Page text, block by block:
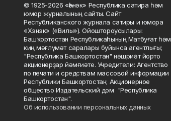
© 1925-2026 «Һәнәк» Республика сатира һәм
юмор журналының сайты. Сайт
Республиканского журнала сатиры и юмора
«Хэнэк» («Вилы»). Ойоштороусылары:
Башҡортостан Республикаһының Матбуғат һәм
киң мәғлүмәт саралары буйынса агентлығы;
"Республика Башкортостан" нәшриәт йорто
акционерҙар йәмғиәте. Учредители: Агентство
по печати и средствам массовой информации
Республики Башкортостан; Акционерное
общество Издательский дом "Республика
Башкортостан".
Об использовании персональных данных